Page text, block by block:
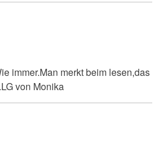
immer.Man merkt beim lesen,das
von Monika